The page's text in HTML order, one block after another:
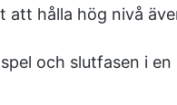
att hålla hög nivå
och slutfasen i